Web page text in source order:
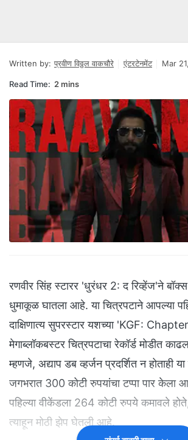
Written by: प्रवीण विठ्ठल वाकचौरे एंटरटेनमेंट Mar
Read Time: 2 mins
रणवीर सिंह स्टारर 'धुरंधर 2: द रिव्हेंज'ने
धुमाकूळ घातला आहे. या चित्रपटाने आपल्या
दाक्षिणात्य सुपरस्टार यशच्या 'KGF:
मेगाब्लॉकबस्टर चित्रपटाचा रेकॉर्ड मोडीत
म्हणजे, अद्याप डब व्हर्जन प्रदर्शित न होताही
जगभरात 300 कोटी रुपयांचा टप्पा पार
पहिल्या वीकेंडला 264 कोटी रुपये कमावले
त्याहून मोठी झेप घेतली आहे.